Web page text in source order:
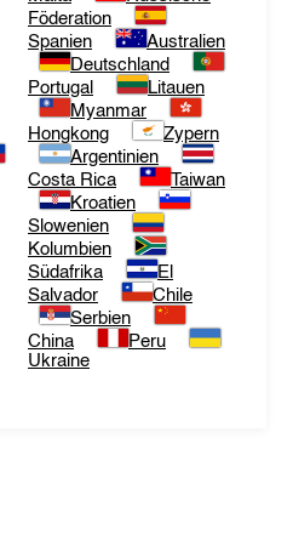
Föderation
Spanien
Australien
Deutschland
Portugal
Litauen
Myanmar
Hongkong
Zypern
Argentinien
Costa Rica
Taiwan
Kroatien
Slowenien
Kolumbien
Südafrika
El
Salvador
Chile
Serbien
China
Peru
Ukraine